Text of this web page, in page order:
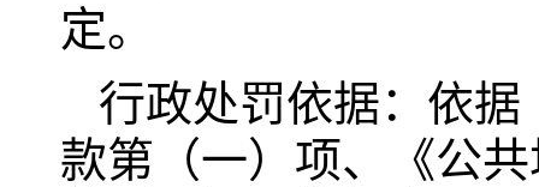
定。
行政处罚依据：依
款第（一）项、《公